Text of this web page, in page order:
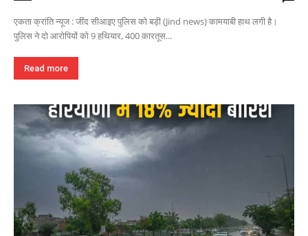
एकता क्रांति न्यूज : जींद सीआइए पुलिस को बड़ी (Jind news) कामयाबी हाथ लगी है।
पुलिस ने दो आरोपियों को 9 हथियार, 400 कारतूस...
Read more